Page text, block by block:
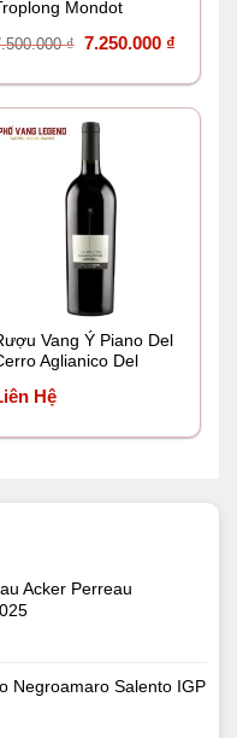
Acker Perreau
Negroamaro Salento IGP
Mondot
₫ Giá
7.500.000 ₫.
7.250.000 ₫Giá
hiện
Vang Ý Piano Del
Aglianico Del
Hệ